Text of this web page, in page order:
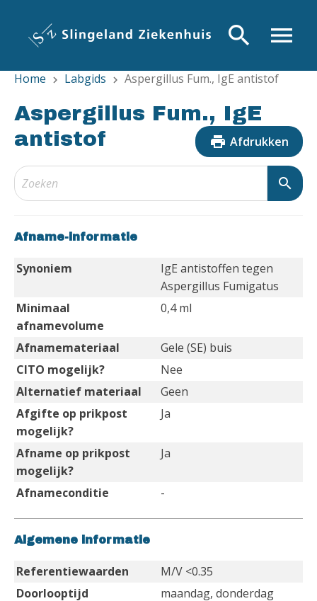
inhoud
menu
search
Home chevron_right Labgids chevron_right Aspergillus Fum., IgE antistof
Aspergillus Fum., IgE
antistof
print Afdrukken
search
Afname-informatie
Synoniem
IgE antistoffen tegen
Aspergillus Fumigatus
Minimaal
afnamevolume
0,4 ml
Afnamemateriaal
Gele (SE) buis
CITO mogelijk?
Nee
Alternatief materiaal
Geen
Afgifte op prikpost
mogelijk?
Ja
Afname op prikpost
mogelijk?
Ja
Afnameconditie -
Algemene informatie
Referentiewaarden
M/V <0.35
Doorlooptijd
maandag, donderdag